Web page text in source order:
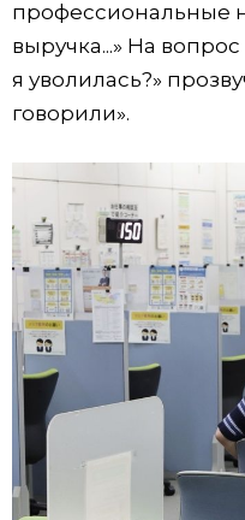
профессиональные
выручка...» На
я уволилась?»
говорили».